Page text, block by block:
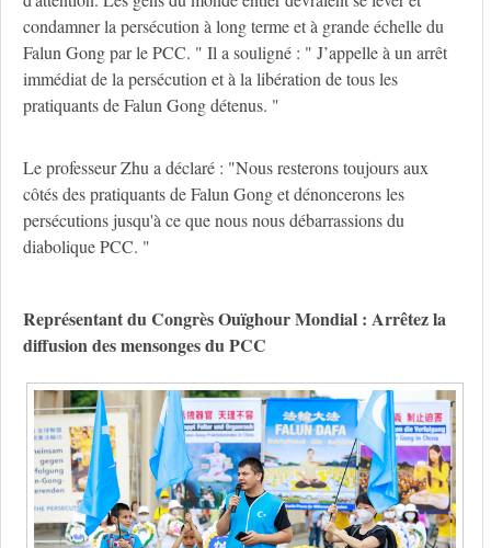
condamner la persécution à long terme et à grande échelle du
Falun Gong par le PCC. " Il a souligné : " J’appelle à un arrêt
immédiat de la persécution et à la libération de tous les
pratiquants de Falun Gong détenus. "
Le professeur Zhu a déclaré : "Nous resterons toujours aux
côtés des pratiquants de Falun Gong et dénoncerons les
persécutions jusqu'à ce que nous nous débarrassions du
diabolique PCC. "
Représentant du Congrès Ouïghour Mondial : Arrêtez la
diffusion des mensonges du PCC